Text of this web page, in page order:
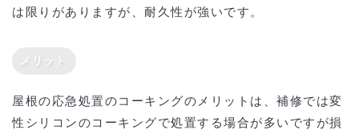
は限りがありますが、耐久性が強いです。
メリット
屋根の応急処置のコーキングのメリットは、補修では変
性シリコンのコーキングで処置する場合が多いですが損